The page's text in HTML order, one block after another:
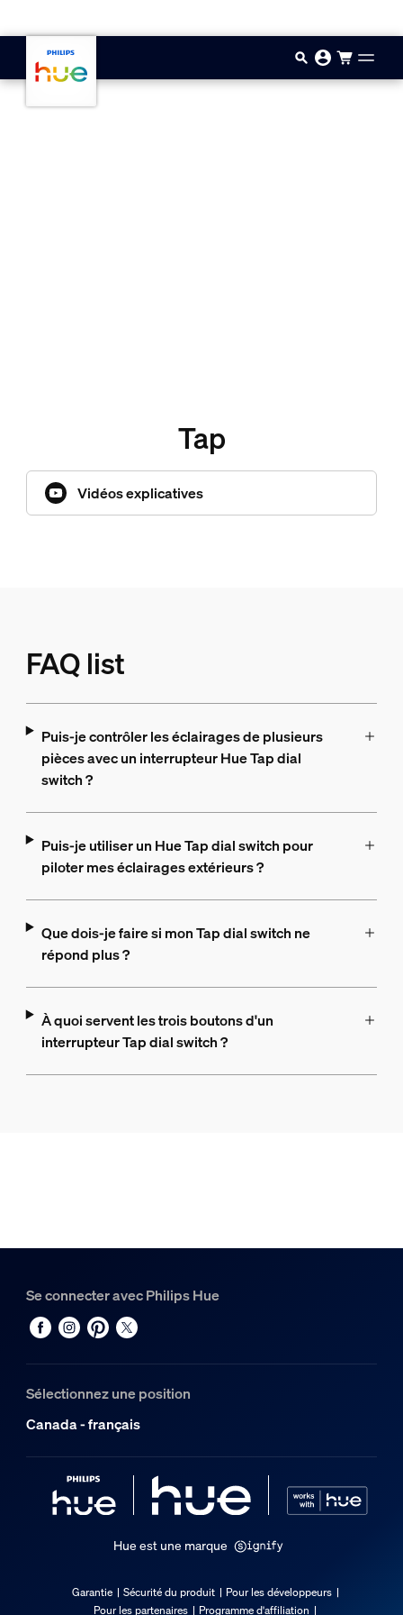
Tap
Vidéos explicatives
FAQ list
Puis-je contrôler les éclairages de plusieurs
pièces avec un interrupteur Hue Tap dial
switch ?
Puis-je utiliser un Hue Tap dial switch pour
piloter mes éclairages extérieurs ?
Que dois-je faire si mon Tap dial switch ne
répond plus ?
À quoi servent les trois boutons d'un
interrupteur Tap dial switch ?
Se connecter avec Philips Hue
Sélectionnez une position
Canada - français
Hue est une marque
Garantie Sécurité du produit
Pour les développeurs
Pour les partenaires
Programme d'affiliation